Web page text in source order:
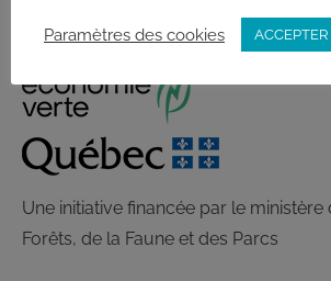
Une initiative financée par le ministère
Forêts, de la Faune et des Parcs
Paramètres des cookies ACCEPTER